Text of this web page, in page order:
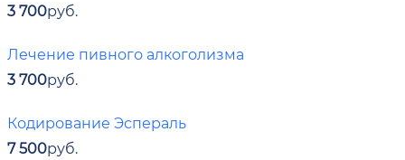
3 700руб.
Лечение пивного алкоголизма
3 700руб.
Кодирование Эспераль
7 500руб.